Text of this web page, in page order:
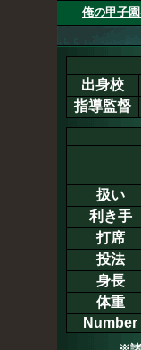
俺の甲子
出身校
指導監督
扱い
利き手
打席
投法
身長
体重
Number